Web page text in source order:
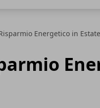
Energetico in Estate